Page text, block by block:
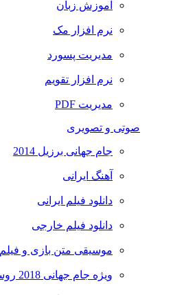
آموزش زبان
نرم افزار مک
مدیریت پسورد
نرم افزار تقویم
مدیریت PDF
صوتی و تصویری
جام جهانی برزیل 2014
آهنگ ایرانی
دانلود فیلم ایرانی
دانلود فیلم خارجی
موسیقی متن بازی و فیلم
ویژه جام جهانی 2018 روسیه